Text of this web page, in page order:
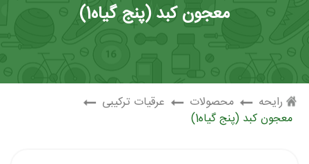
معجون کبد (پنج گیاه1)
رایحه محصولات
عرقیات ترکیبی
معجون کبد (پنج گیاه1)